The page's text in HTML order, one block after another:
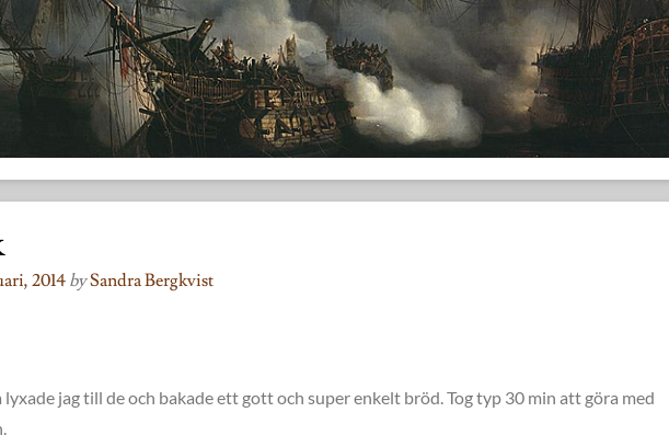
2014 bySandra Bergkvist
lyxade jag till de och bakade ett gott och super enkelt bröd. Tog typ 30 min att göra med